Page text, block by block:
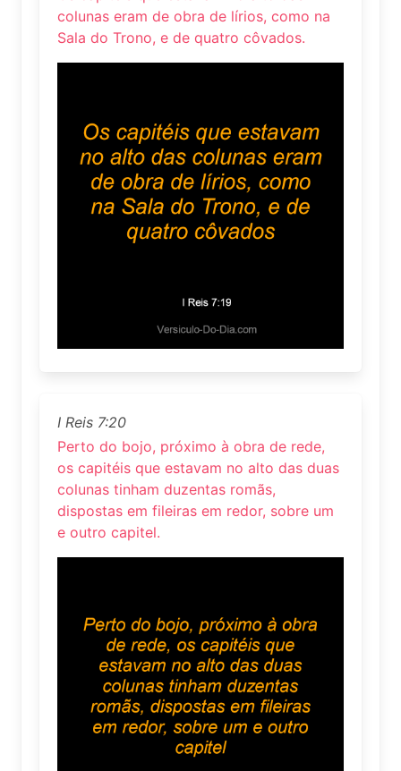
colunas eram de obra de lírios, como na
Sala do Trono, e de quatro côvados.
I Reis 7:20
Perto do bojo, próximo à obra de rede,
os capitéis que estavam no alto das duas
colunas tinham duzentas romãs,
dispostas em fileiras em redor, sobre um
e outro capitel.